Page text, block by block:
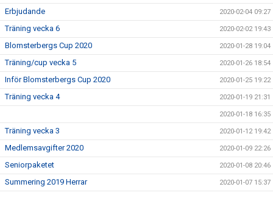
Erbjudande 2020-02-04 09:27
Träning vecka 6 2020-02-02 19:43
Blomsterbergs Cup 2020 2020-01-28 19:04
Träning/cup vecka 5 2020-01-26 18:54
Inför Blomsterbergs Cup 2020 2020-01-25 19:22
Träning vecka 4 2020-01-19 21:31
2020-01-18 16:35
Träning vecka 3 2020-01-12 19:42
Medlemsavgifter 2020 2020-01-09 22:26
Seniorpaketet 2020-01-08 20:46
Summering 2019 Herrar 2020-01-07 15:37